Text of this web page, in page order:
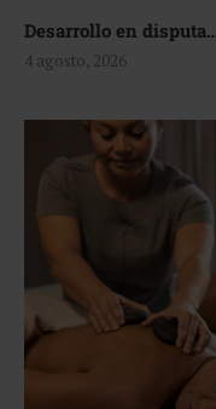
Desarrollo en
4 agosto, 2026